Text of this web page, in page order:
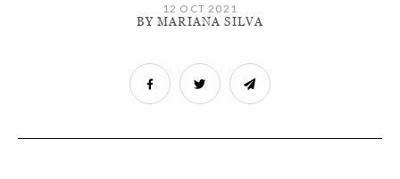
12 OCT 2021
BY MARIANA SILVA